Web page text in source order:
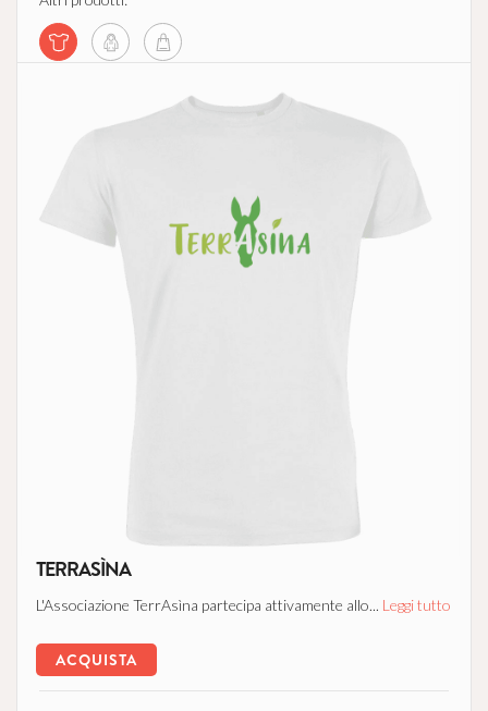
TERRASÌNA
L'Associazione TerrAsìna partecipa attivamente allo... Leggi tutto
ACQUISTA